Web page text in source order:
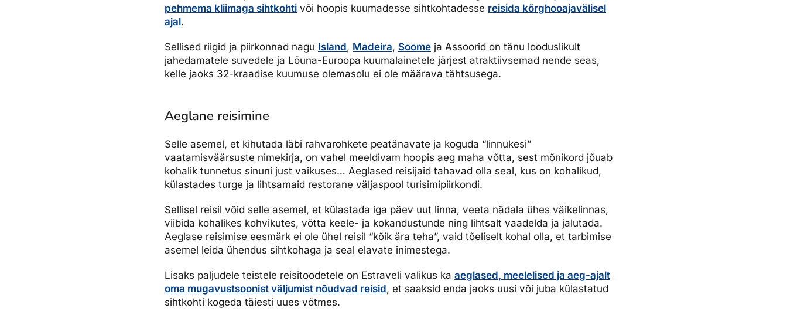
pehmema kliimaga sihtkohti või hoopis kuumadesse sihtkohtadesse reisida kõrghooajavälisel
ajal.
Sellised riigid ja piirkonnad nagu Island, Madeira, Soome ja Assoorid on tänu looduslikult
jahedamatele suvedele ja Lõuna-Euroopa kuumalainetele järjest atraktiivsemad nende seas,
kelle jaoks 32-kraadise kuumuse olemasolu ei ole määrava tähtsusega.
Aeglane reisimine
Selle asemel, et kihutada läbi rahvarohkete peatänavate ja koguda “linnukesi”
vaatamisväärsuste nimekirja, on vahel meeldivam hoopis aeg maha võtta, sest mõnikord jõuab
kohalik tunnetus sinuni just vaikuses… Aeglased reisijaid tahavad olla seal, kus on kohalikud,
külastades turge ja lihtsamaid restorane väljaspool turisimipiirkondi.
Sellisel reisil võid selle asemel, et külastada iga päev uut linna, veeta nädala ühes väikelinnas,
viibida kohalikes kohvikutes, võtta keele- ja kokandustunde ning lihtsalt vaadelda ja jalutada.
Aeglase reisimise eesmärk ei ole ühel reisil “kõik ära teha”, vaid tõeliselt kohal olla, et tarbimise
asemel leida ühendus sihtkohaga ja seal elavate inimestega.
Lisaks paljudele teistele reisitoodetele on Estraveli valikus ka aeglased, meelelised ja aeg-ajalt
oma mugavustsoonist väljumist nõudvad reisid, et saaksid enda jaoks uusi või juba külastatud
sihtkohti kogeda täiesti uues võtmes.